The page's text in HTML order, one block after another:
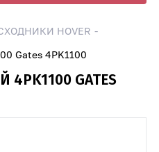
HOVER
Gates 4PK1100
GATES